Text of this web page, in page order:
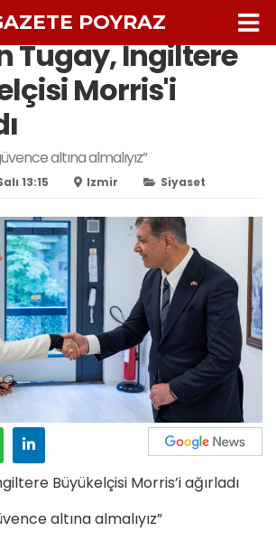
POYRAZ
Tugay, İngiltere
Morris'i
altına almalıyız”
13:15 Izmir Siyaset
Büyükelçisi Morris’i ağırladı
altına almalıyız”